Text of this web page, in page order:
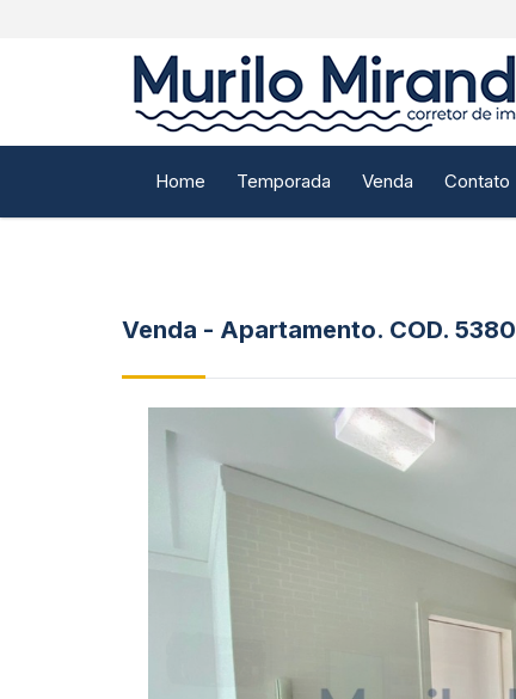
Home Temporada Venda Contato
Venda - Apartamento. COD. 5380